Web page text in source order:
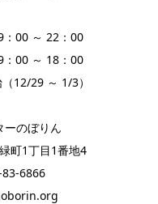
00 ～ 22：00
～ 18：00
29 ～ 1/3）
ーのぼりん
町1丁目1番地4
83-6866